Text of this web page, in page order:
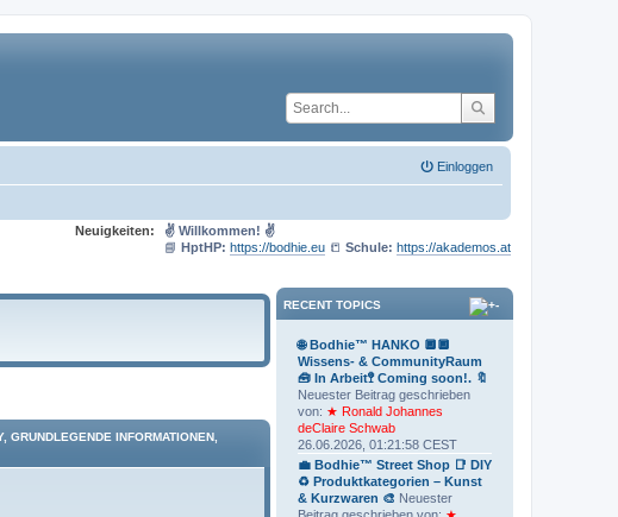
Einloggen
Neuigkeiten:
✌ Willkommen! ✌
📘 HptHP: https://bodhie.eu 📒 Schule: https://akademos.at
INFORMATIONEN,
RECENT TOPICS
🌐 Bodhie™ HANKO 🔲🔲
Wissens- & CommunityRaum
🧰 In Arbeit🚏 Coming soon!. 🔖
Neuester Beitrag geschrieben
von: ★ Ronald Johannes
deClaire Schwab
26.06.2026, 01:21:58 CEST
💼 Bodhie™ Street Shop 📑 DIY
♻ Produktkategorien – Kunst
& Kurzwaren 🎨 Neuester